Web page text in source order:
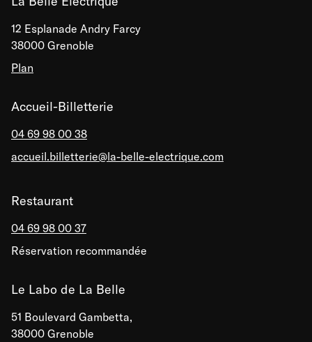
12 Esplanade Andry Farcy
38000 Grenoble
Plan
Accueil-Billetterie
04 69 98 00 38
accueil.billetterie@la-belle-electrique.com
Restaurant
04 69 98 00 37
Réservation recommandée
Le Labo de La Belle
51 Boulevard Gambetta,
38000 Grenoble